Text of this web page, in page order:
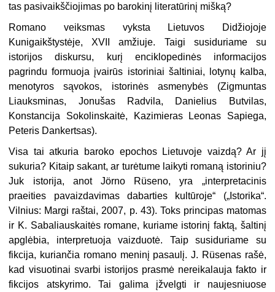
tas pasivaikščiojimas po barokinį literatūrinį mišką?
Romano veiksmas vyksta Lietuvos Didžiojoje
Kunigaikštystėje, XVII amžiuje. Taigi susiduriame su
istorijos diskursu, kurį enciklopedinės informacijos
pagrindu formuoja įvairūs istoriniai šaltiniai, lotynų kalba,
menotyros sąvokos, istorinės asmenybės (Zigmuntas
Liauksminas, Jonušas Radvila, Danielius Butvilas,
Konstancija Sokolinskaitė, Kazimieras Leonas Sapiega,
Peteris Dankertsas).
Visa tai atkuria baroko epochos Lietuvoje vaizdą? Ar jį
sukuria? Kitaip sakant, ar turėtume laikyti romaną istoriniu?
Juk istorija, anot Jörno Rüseno, yra „interpretacinis
praeities pavaizdavimas dabarties kultūroje“ („Istorika“.
Vilnius: Margi raštai, 2007, p. 43). Toks principas matomas
ir K. Sabaliauskaitės romane, kuriame istorinį faktą, šaltinį
apglėbia, interpretuoja vaizduotė. Taip susiduriame su
fikcija, kuriančia romano meninį pasaulį. J. Rüsenas rašė,
kad visuotinai svarbi istorijos prasmė nereikalauja fakto ir
fikcijos atskyrimo. Tai galima įžvelgti ir naujesniuose